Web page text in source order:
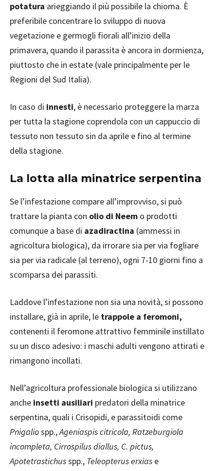
potatura arieggiando il più possibile la chioma. È
preferibile concentrare lo sviluppo di nuova
vegetazione e germogli fiorali all’inizio della
primavera, quando il parassita è ancora in dormienza,
piuttosto che in estate (vale principalmente per le
Regioni del Sud Italia).
In caso di innesti, è necessario proteggere la marza
per tutta la stagione coprendola con un cappuccio di
tessuto non tessuto sin da aprile e fino al termine
della stagione.
La lotta alla minatrice serpentina
Se l’infestazione compare all’improvviso, si può
trattare la pianta con olio di Neem o prodotti
comunque a base di azadiractina (ammessi in
agricoltura biologica), da irrorare sia per via fogliare
sia per via radicale (al terreno), ogni 7-10 giorni fino a
scomparsa dei parassiti.
Laddove l’infestazione non sia una novità, si possono
installare, già in aprile, le trappole a feromoni,
contenenti il feromone attrattivo femminile instillato
su un disco adesivo: i maschi adulti vengono attirati e
rimangono incollati.
Nell’agricoltura professionale biologica si utilizzano
anche insetti ausiliari predatori della minatrice
serpentina, quali i Crisopidi, e parassitoidi come
Pnigaliospp.,Ageniaspis citricola, Ratzeburgiola
incompleta, Cirrospilus diallus, C. pictus,
Apotetrastichusspp., Teleopterus erxias e